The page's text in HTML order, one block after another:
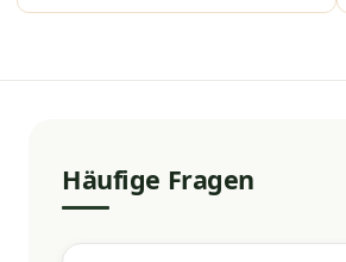
Häufige Fragen